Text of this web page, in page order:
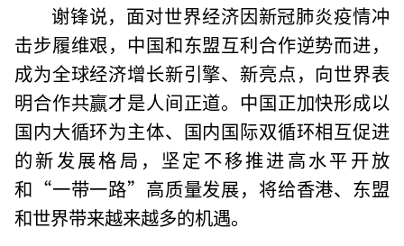
谢锋说，面对世界经济因新冠肺炎疫情冲
击步履维艰，中国和东盟互利合作逆势而进，
成为全球经济增长新引擎、新亮点，向世界表
明合作共赢才是人间正道。中国正加快形成以
国内大循环为主体、国内国际双循环相互促进
的新发展格局，坚定不移推进高水平开放
和“一带一路”高质量发展，将给香港、东盟
和世界带来越来越多的机遇。